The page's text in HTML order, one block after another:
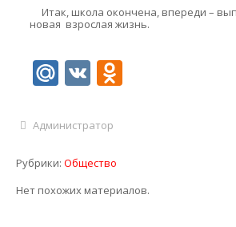
Итак, школа окончена, впереди –
новая взрослая жизнь.
Mail.Ru
VK
Администратор
Рубрики: Общество
Нет похожих материалов.